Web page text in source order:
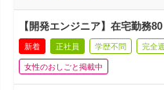
【開発エンジニア】在宅勤務
新着 正社員 学歴不問 完全
女性のおしごと掲載中